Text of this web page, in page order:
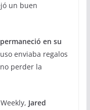
un buen
en su
enviaba regalos
perder la
Jared